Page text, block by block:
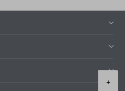
+